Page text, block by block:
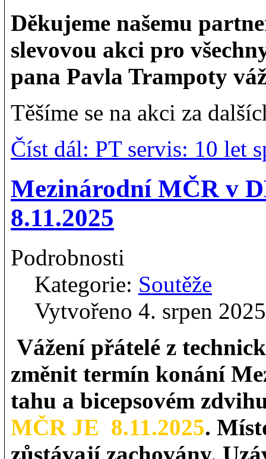
Děkujeme našemu
slevovou akci pro
pana Pavla Trampoty
Těšíme se na akci za
Číst dál: PT servis: 10 let
Mezinárodní MČR v
8.11.2025
Podrobnosti
Kategorie: Soutěže
Vytvořeno 4. srpen 2025
Vážení přátelé z
změnit termín konání
tahu a bicepsovém
MČR JE 8.11.2025.
zůstávají zachovány.